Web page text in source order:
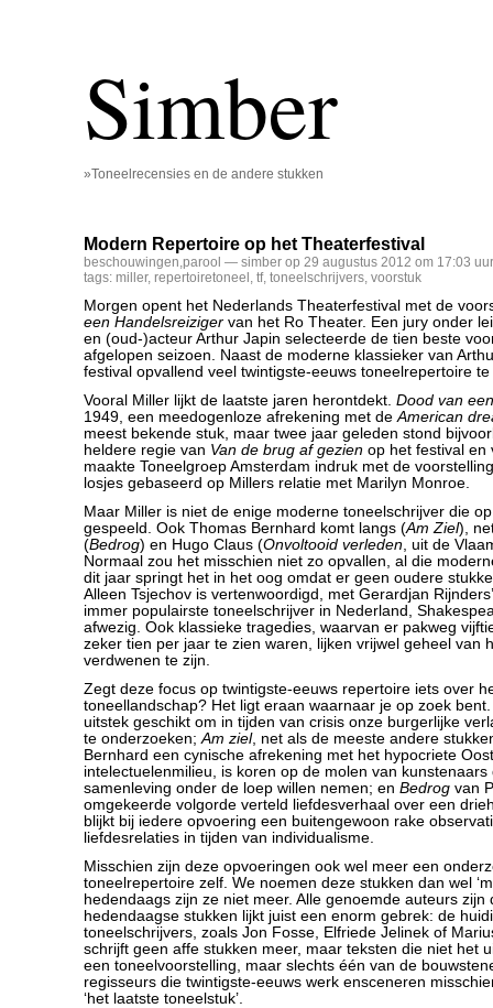
Simber
»Toneelrecensies en de andere stukken
Modern Repertoire op het Theaterfestival
beschouwingen,parool — simber op 29 augustus 2012 om 17:03 uur
tags: miller, repertoiretoneel , tf, toneelschrijvers, voorstuk
Morgen opent het Nederlands Theaterfestival met de
een Handelsreiziger van het Ro Theater. Een jury onder
en (oud-)acteur Arthur Japin selecteerde de tien beste
afgelopen seizoen. Naast de moderne klassieker van
festival opvallend veel twintigste-eeuws toneelrepertoire te
Vooral Miller lijkt de laatste jaren herontdekt. Dood van
1949, een meedogenloze afrekening met deAmerican
meest bekende stuk, maar twee jaar geleden stond
heldere regie van Van de brug af gezien op het festival en
maakte Toneelgroep Amsterdam indruk met de
losjes gebaseerd op Millers relatie met Marilyn Monroe.
Maar Miller is niet de enige moderne toneelschrijver die
gespeeld. Ook Thomas Bernhard komt langs (Am Ziel),
(Bedrog) en Hugo Claus (Onvoltooid verleden, uit de
Normaal zou het misschien niet zo opvallen, al die
dit jaar springt het in het oog omdat er geen oudere
Alleen Tsjechov is vertenwoordigd, met Gerardjan
immer populairste toneelschrijver in Nederland,
afwezig. Ook klassieke tragedies, waarvan er pakweg
zeker tien per jaar te zien waren, lijken vrijwel geheel van
verdwenen te zijn.
Zegt deze focus op twintigste-eeuws repertoire iets over
toneellandschap? Het ligt eraan waarnaar je op zoek
uitstek geschikt om in tijden van crisis onze burgerlijke
te onderzoeken;Am ziel, net als de meeste andere
Bernhard een cynische afrekening met het hypocriete
intelectuelenmilieu, is koren op de molen van
samenleving onder de loep willen nemen; en Bedrog van
omgekeerde volgorde verteld liefdesverhaal over een
blijkt bij iedere opvoering een buitengewoon rake
liefdesrelaties in tijden van individualisme.
Misschien zijn deze opvoeringen ook wel meer een
toneelrepertoire zelf. We noemen deze stukken dan wel
hedendaags zijn ze niet meer. Alle genoemde auteurs zijn
hedendaagse stukken lijkt juist een enorm gebrek: de
toneelschrijvers, zoals Jon Fosse, Elfriede Jelinek of
schrijft geen affe stukken meer, maar teksten die niet het
een toneelvoorstelling, maar slechts één van de
regisseurs die twintigste-eeuws werk ensceneren
‘het laatste toneelstuk’.